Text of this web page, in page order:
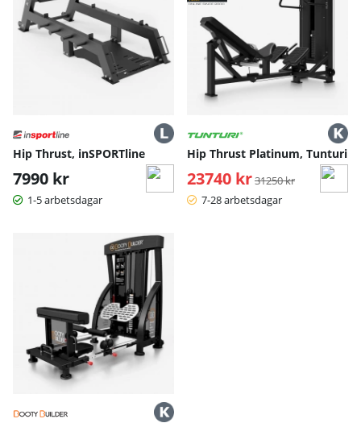
Hip Thrust, inSPORTline
7990 kr
1-5 arbetsdagar
Hip Thrust Platinum, Tunturi
23740 kr Ordinarie pris:
31250 kr
7-28 arbetsdagar